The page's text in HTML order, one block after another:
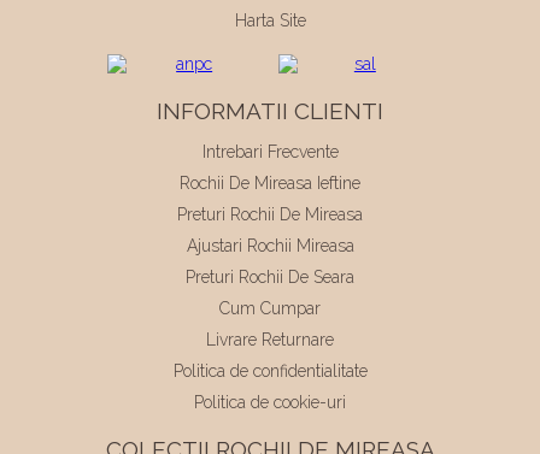
Harta Site
INFORMATII CLIENTI
Intrebari Frecvente
Rochii De Mireasa Ieftine
Preturi Rochii De Mireasa
Ajustari Rochii Mireasa
Preturi Rochii De Seara
Cum Cumpar
Livrare Returnare
Politica de confidentialitate
Politica de cookie-uri
COLECTII ROCHII DE MIREASA